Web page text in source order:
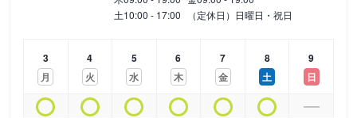
土10:00 - 17:00 （定休日）日曜日・祝日
3
月
4
火
5
水
6
木
7
金
8
土
9
日